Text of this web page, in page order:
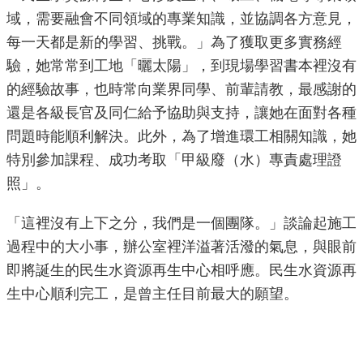
民
務
網
站
導
覽
首
頁
English
域，需要融會不同領域的專業知識，並協調各方意見，
每一天都是新的學習、挑戰。」為了獲取更多實務經
驗，她常常到工地「曬太陽」，到現場學習書本裡沒有
的經驗故事，也時常向業界同學、前輩請教，最感謝的
還是各級長官及同仁給予協助與支持，讓她在面對各種
問題時能順利解決。此外，為了增進環工相關知識，她
特別參加課程、成功考取「甲級廢（水）專責處理證
照」。
「這裡沒有上下之分，我們是一個團隊。」談論起施工
過程中的大小事，辦公室裡洋溢著活潑的氣息，與眼前
即將誕生的民生水資源再生中心相呼應。民生水資源再
生中心順利完工，是曾主任目前最大的願望。